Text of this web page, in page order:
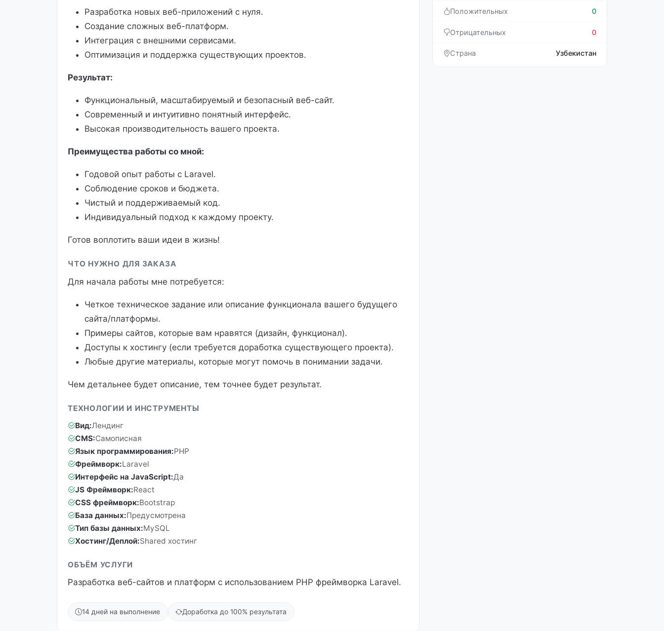
Разработка новых веб-приложений с нуля.
Создание сложных веб-платформ.
Интеграция с внешними сервисами.
Оптимизация и поддержка существующих проектов.
Результат:
Функциональный, масштабируемый и безопасный веб-сайт.
Современный и интуитивно понятный интерфейс.
Высокая производительность вашего проекта.
Преимущества работы со мной:
Годовой опыт работы с Laravel.
Соблюдение сроков и бюджета.
Чистый и поддерживаемый код.
Индивидуальный подход к каждому проекту.
Готов воплотить ваши идеи в жизнь!
ЧТО НУЖНО ДЛЯ ЗАКАЗА
Для начала работы мне потребуется:
Четкое техническое задание или описание функционала вашего будущего
сайта/платформы.
Примеры сайтов, которые вам нравятся (дизайн, функционал).
Доступы к хостингу (если требуется доработка существующего проекта).
Любые другие материалы, которые могут помочь в понимании задачи.
Чем детальнее будет описание, тем точнее будет результат.
ТЕХНОЛОГИИ И ИНСТРУМЕНТЫ
Вид:Лендинг
CMS:Самописная
Язык программирования:PHP
Фреймворк:Laravel
Интерфейс на JavaScript:Да
JS Фреймворк:React
CSS фреймворк:Bootstrap
База данных:Предусмотрена
Тип базы данных:MySQL
Хостинг/Деплой:Shared хостинг
ОБЪЁМ УСЛУГИ
Разработка веб-сайтов и платформ с использованием PHP фреймворка Laravel.
14 дней на выполнение Доработка до 100% результата
Положительных 0
Отрицательных 0
Страна Узбекистан